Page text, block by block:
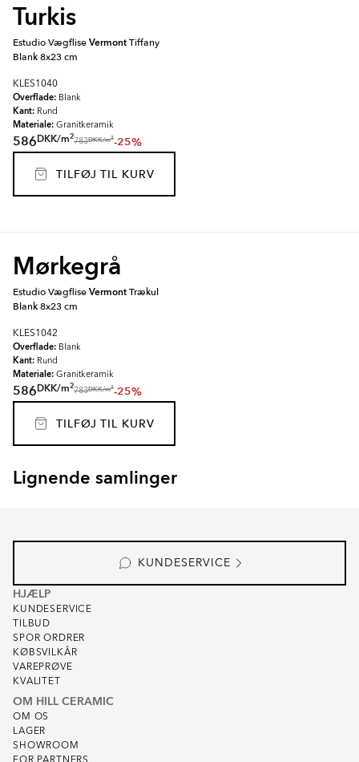
Turkis
Estudio VægfliseVermontTiffany
Blank 8x23 cm
KLES1040
Overflade: Blank
Kant: Rund
Materiale: Granitkeramik
586DKK/m2
783DKK/m2-25%
TILFØJ TIL KURV
Mørkegrå
Estudio VægfliseVermontTrækul
Blank 8x23 cm
KLES1042
Overflade: Blank
Kant: Rund
Materiale: Granitkeramik
586DKK/m2
783DKK/m2-25%
TILFØJ TIL KURV
Lignende samlinger
GARDEN STONE
KUNDESERVICE
HJÆLP
KUNDESERVICE
TILBUD
SPOR ORDRER
KØBSVILKÅR
VAREPRØVE
KVALITET
OM HILL CERAMIC
OM OS
LAGER
SHOWROOM